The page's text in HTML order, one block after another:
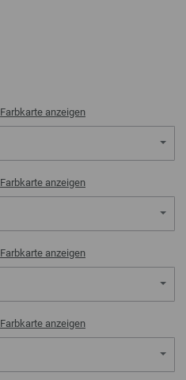
Farbkarte anzeigen
Farbkarte anzeigen
Farbkarte anzeigen
Farbkarte anzeigen